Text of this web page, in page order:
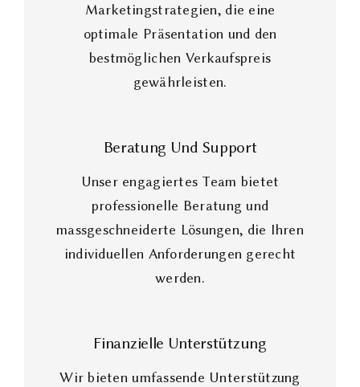
Marketingstrategien, die eine
optimale Präsentation und den
bestmöglichen Verkaufspreis
gewährleisten.
Beratung Und Support
Unser engagiertes Team bietet
professionelle Beratung und
massgeschneiderte Lösungen, die Ihren
individuellen Anforderungen gerecht
werden.
Finanzielle Unterstützung
Wir bieten umfassende Unterstützung